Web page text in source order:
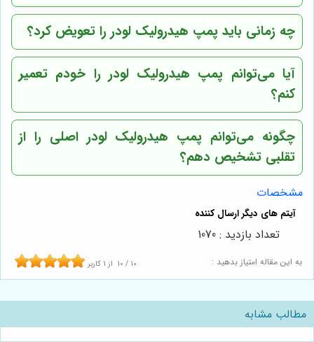
چه زمانی باید پمپ هیدرولیک لودر را تعویض کرد؟
آیا می‌توانم پمپ هیدرولیک لودر را خودم تعمیر
کنم؟
چگونه می‌توانم پمپ هیدرولیک لودر اصلی را از
تقلبی تشخیص دهم؟
مشخصات
به این مقاله امتیاز بدهید : 10 / 10 از 1 کاربر
تعداد بازدید : 1070
مطالب مشابه